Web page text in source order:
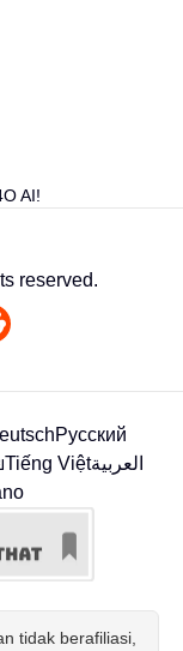
AI!
reserved.
Русский
Tiếng Việtالعربية
tidak berafiliasi,